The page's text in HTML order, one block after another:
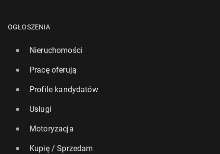
OGŁOSZENIA
Nieruchomości
Pracę oferują
Profile kandydatów
Usługi
Motoryzacja
Kupię / Sprzedam